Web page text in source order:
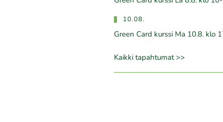
10.08.
Green Card kurssi Ma 10.8. klo
Kaikki tapahtumat >>